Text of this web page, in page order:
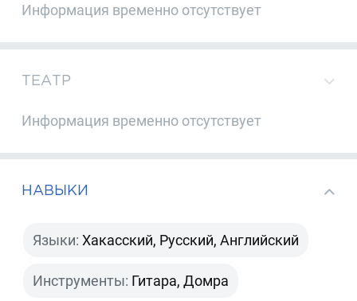
Информация временно отсутствует
ТЕАТР
Информация временно отсутствует
НАВЫКИ
Языки: Хакасский, Русский, Английский
Инструменты: Гитара, Домра